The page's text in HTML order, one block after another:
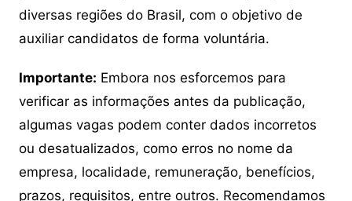
diversas regiões do Brasil, com o objetivo de
auxiliar candidatos de forma voluntária.
Importante: Embora nos esforcemos para
verificar as informações antes da publicação,
algumas vagas podem conter dados incorretos
ou desatualizados, como erros no nome da
empresa, localidade, remuneração, benefícios,
prazos, requisitos, entre outros. Recomendamos